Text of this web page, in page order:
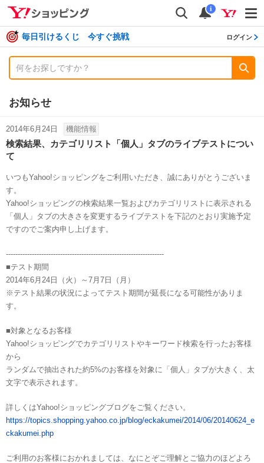
検索
通知
i
毎日引けるくじ 今すぐ挑戦 ログイン
お知らせ
2014年6月24日 機能情報
検索結果、カテゴリリスト「個人」タブのライブテストについ
て
いつもYahoo!ショッピングをご利用いただき、誠にありがとうございま
す。
Yahoo!ショッピングの検索結果一覧およびカテゴリリストに表示される
「個人」タブの大きさを変更するライブテストを下記のとおり実施予定
ですのでご案内申し上げます。
-------------------------------------------------------------------
■テスト期間
2014年6月24日（火）～7月7日（月）
※テスト結果の状況によってテスト期間が延長になる可能性がありま
す。
■対象となるお客様
Yahoo!ショッピングでカテゴリリストやキーワード検索を行ったお客様
から
ランダムで抽出された約5%のお客様を対象に「個人」タブが大きく、太
文字で表示されます。
詳しくはYahoo!ショッピングブログをご覧ください。
https://topics.shopping.yahoo.co.jp/blog/eckakumei/2014/06/20140624_e
ckakumei.php
ご利用のお客様におかれましては、なにとぞご理解とご協力のほどよろ